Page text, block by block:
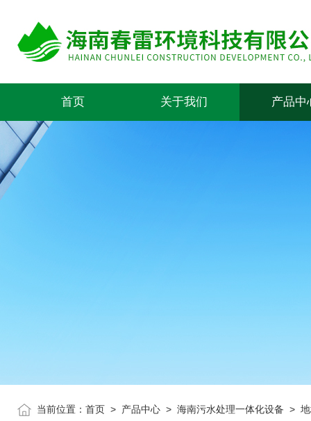
首页 关于我们 产品中
当前位置： 首页 > 产品中心 > 海南污水处理一体化设备 >